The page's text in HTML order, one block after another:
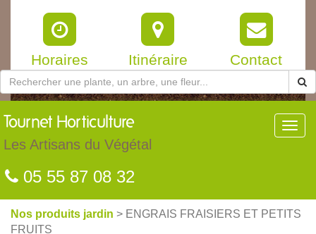
Horaires Itinéraire Contact
Tournet Horticulture
Les Artisans du Végétal
05 55 87 08 32
Nos produits jardin > ENGRAIS FRAISIERS ET PETITS
FRUITS